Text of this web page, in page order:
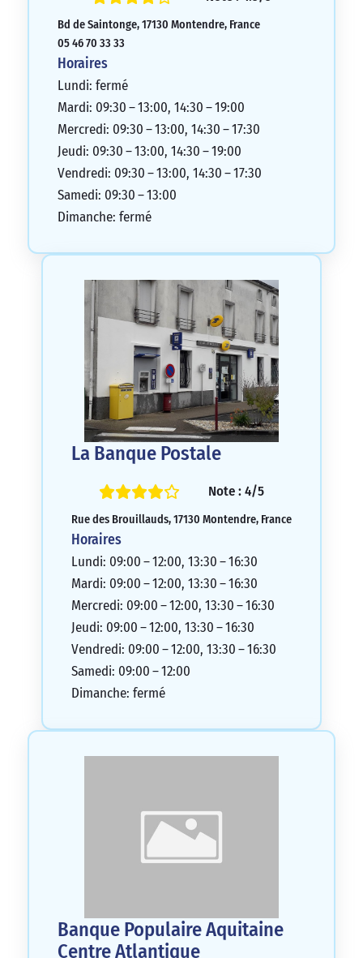
cette même dynamique.
Bd de Saintonge, 17130 Montendre, France
05 46 70 33 33
Horaires
Lundi: fermé
Mardi: 09:30 – 13:00, 14:30 – 19:00
Mercredi: 09:30 – 13:00, 14:30 – 17:30
Jeudi: 09:30 – 13:00, 14:30 – 19:00
Vendredi: 09:30 – 13:00, 14:30 – 17:30
Samedi: 09:30 – 13:00
Dimanche: fermé
La Banque Postale
Note : 4/5
Rue des Brouillauds, 17130 Montendre, France
Horaires
Lundi: 09:00 – 12:00, 13:30 – 16:30
Mardi: 09:00 – 12:00, 13:30 – 16:30
Mercredi: 09:00 – 12:00, 13:30 – 16:30
Jeudi: 09:00 – 12:00, 13:30 – 16:30
Vendredi: 09:00 – 12:00, 13:30 – 16:30
Samedi: 09:00 – 12:00
Dimanche: fermé
Banque Populaire Aquitaine
Centre Atlantique